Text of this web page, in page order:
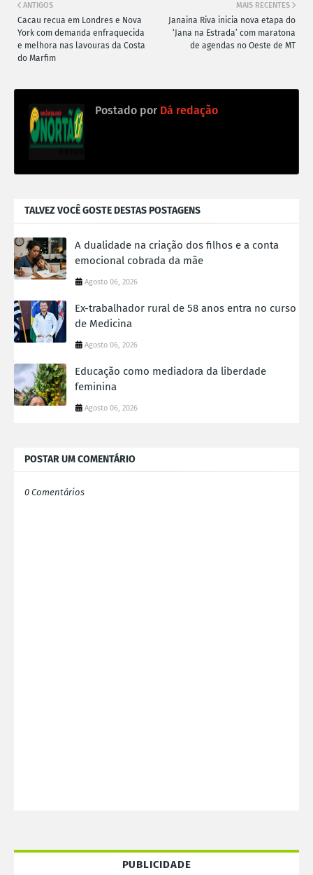
MAIS RECENTES
Janaina Riva inicia nova etapa do
‘Jana na Estrada’ com maratona
de agendas no Oeste de MT
ANTIGOS
Cacau recua em Londres e Nova
York com demanda enfraquecida
e melhora nas lavouras da Costa
do Marfim
Postado por Dá redação
TALVEZ VOCÊ GOSTE DESTAS POSTAGENS
A dualidade na criação dos filhos e a conta
emocional cobrada da mãe
Agosto 06, 2026
Ex-trabalhador rural de 58 anos entra no curso
de Medicina
Agosto 06, 2026
Educação como mediadora da liberdade
feminina
Agosto 06, 2026
POSTAR UM COMENTÁRIO
0 Comentários
PUBLICIDADE